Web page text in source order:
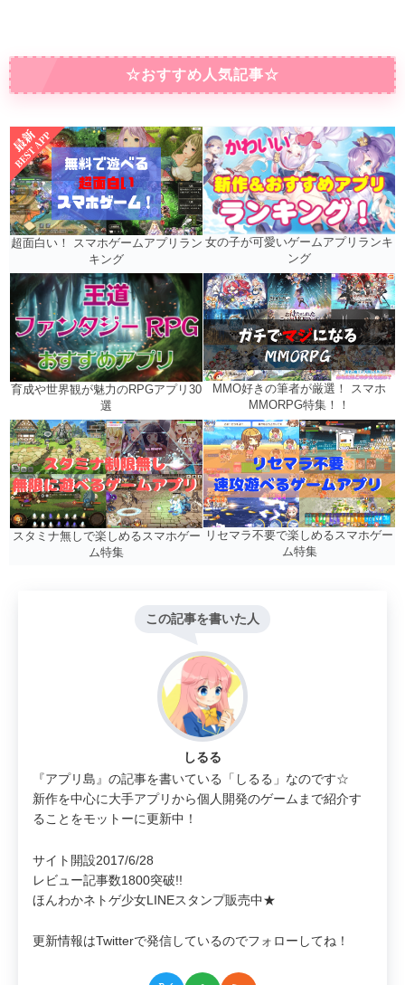
☆おすすめ人気記事☆
超面白い！ スマホゲームアプリラン
キング
女の子が可愛いゲームアプリランキ
ング
育成や世界観が魅力のRPGアプリ30
選
MMO好きの筆者が厳選！ スマホ
MMORPG特集！！
スタミナ無しで楽しめるスマホゲー
ム特集
リセマラ不要で楽しめるスマホゲー
ム特集
この記事を書いた人
しるる
『アプリ島』の記事を書いている「しるる」なのです☆
新作を中心に大手アプリから個人開発のゲームまで紹介す
ることをモットーに更新中！
サイト開設2017/6/28
レビュー記事数1800突破!!
ほんわかネトゲ少女LINEスタンプ販売中★
更新情報はTwitterで発信しているのでフォローしてね！